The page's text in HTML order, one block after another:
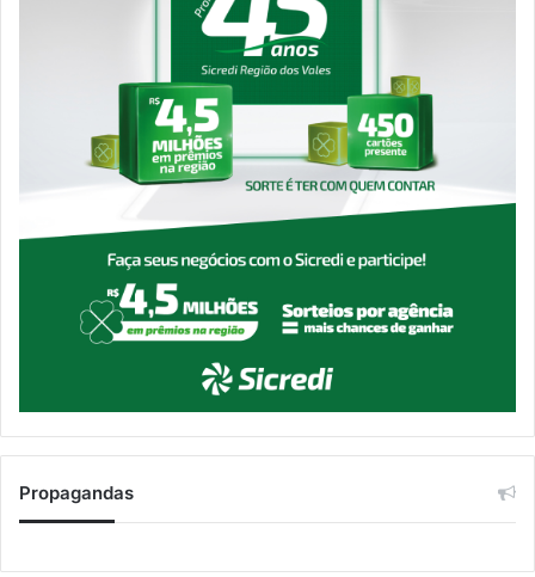
Propagandas